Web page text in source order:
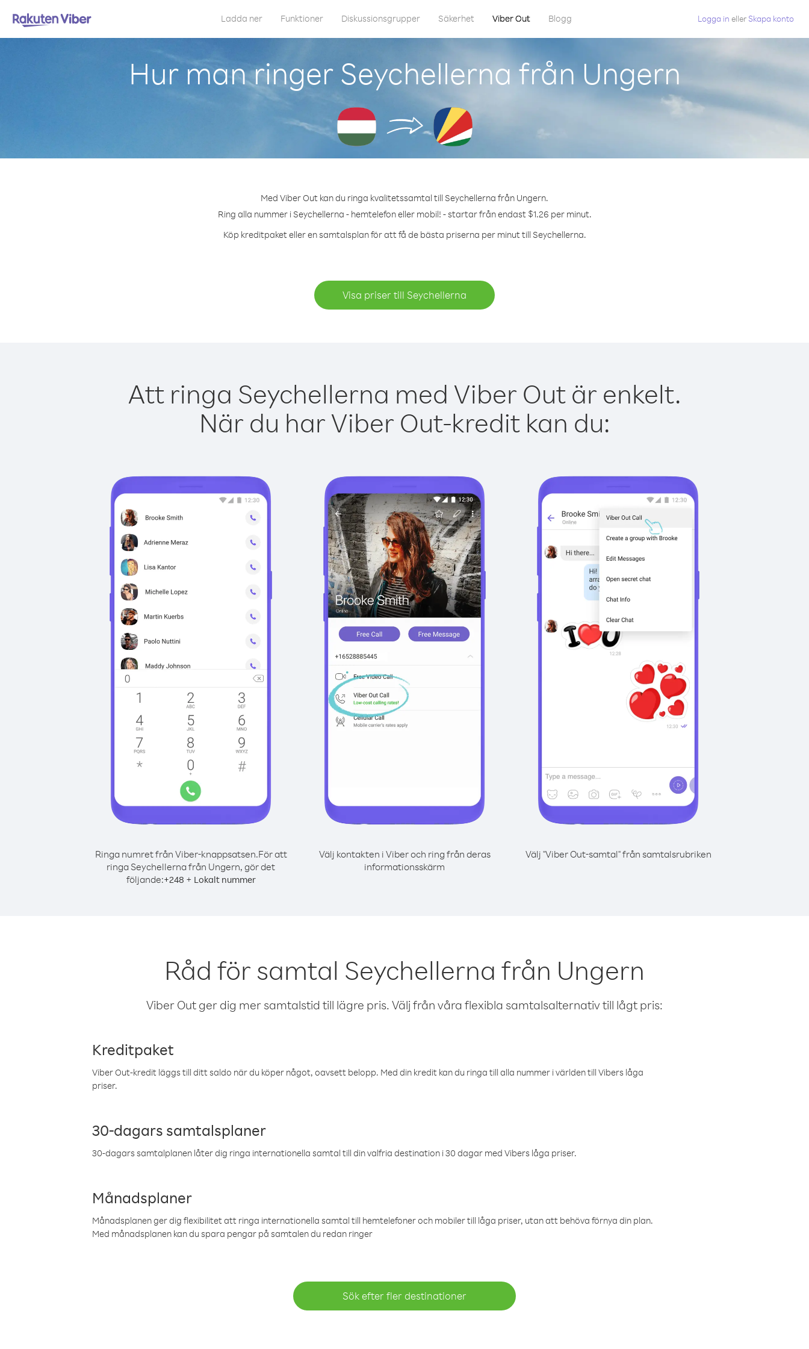
Ladda ner Funktioner Diskussionsgrupper Säkerhet Viber Out Blogg Logga in eller Skapa konto
Hur man ringer Seychellerna från Ungern
Med Viber Out kan du ringa kvalitetssamtal till Seychellerna från Ungern.
Ring alla nummer i Seychellerna - hemtelefon eller mobil! - startar från endast $1.26 per minut.
Köp kreditpaket eller en samtalsplan för att få de bästa priserna per minut till Seychellerna.
Visa priser till Seychellerna
Att ringa Seychellerna med Viber Out är enkelt.
När du har Viber Out-kredit kan du:
Ringa numret från Viber-knappsatsen.För att
ringa Seychellerna från Ungern, gör det
följande:+248 + Lokalt nummer
Välj kontakten i Viber och ring från deras
informationsskärm
Välj "Viber Out-samtal" från samtalsrubriken
Råd för samtal Seychellerna från Ungern
Viber Out ger dig mer samtalstid till lägre pris. Välj från våra flexibla samtalsalternativ till lågt pris:
Kreditpaket
Viber Out-kredit läggs till ditt saldo när du köper något, oavsett belopp. Med din kredit kan du ringa till alla nummer i världen till Vibers låga
priser.
30-dagars samtalsplaner
30-dagars samtalplanen låter dig ringa internationella samtal till din valfria destination i 30 dagar med Vibers låga priser.
Månadsplaner
Månadsplanen ger dig flexibilitet att ringa internationella samtal till hemtelefoner och mobiler till låga priser, utan att behöva förnya din plan.
Med månadsplanen kan du spara pengar på samtalen du redan ringer
Sök efter fler destinationer